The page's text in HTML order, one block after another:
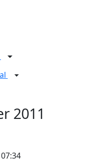
2011